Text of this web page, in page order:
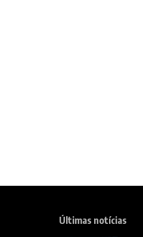
Últimas notícias